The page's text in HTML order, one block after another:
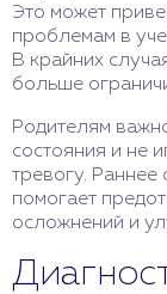
Это может
проблемам в
В крайних
больше
Родителям
состояния и не
тревогу.
помогает
осложнений и